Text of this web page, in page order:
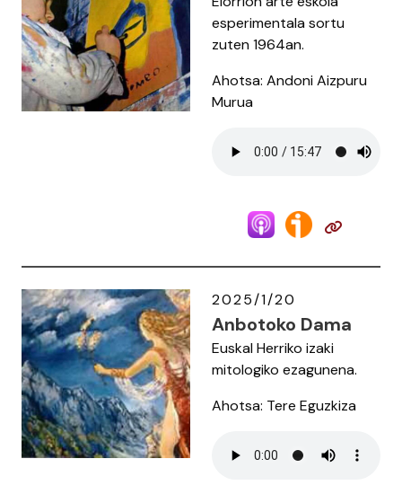
esperimentala sortu
zuten 1964an.
Ahotsa: Andoni Aizpuru
Murua
2025/1/20
Anbotoko Dama
Euskal Herriko izaki
mitologiko ezagunena.
Ahotsa: Tere Eguzkiza